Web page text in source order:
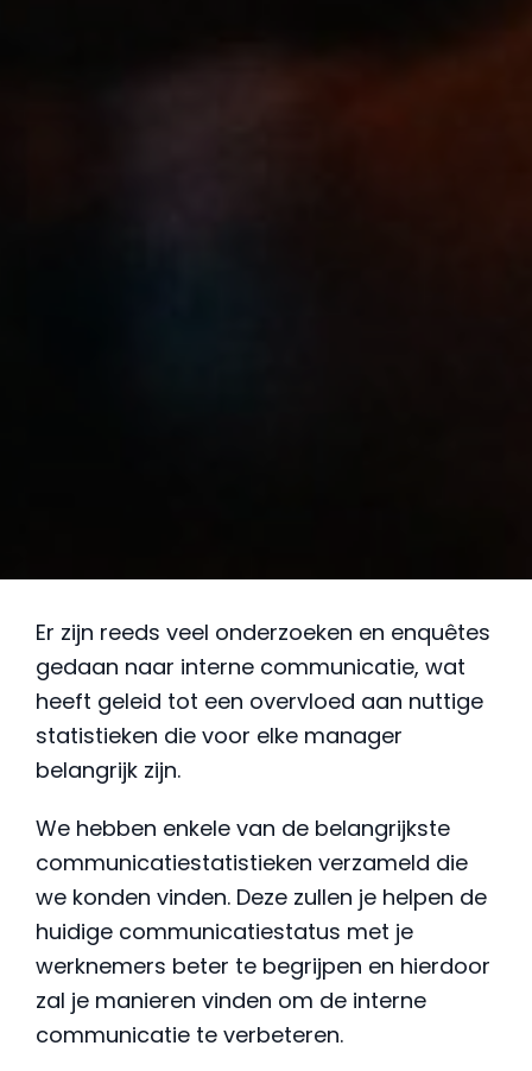
Er zijn reeds veel onderzoeken en enquêtes
gedaan naar interne communicatie, wat
heeft geleid tot een overvloed aan nuttige
statistieken die voor elke manager
belangrijk zijn.
We hebben enkele van de belangrijkste
communicatiestatistieken verzameld die
we konden vinden. Deze zullen je helpen de
huidige communicatiestatus met je
werknemers beter te begrijpen en hierdoor
zal je manieren vinden om de interne
communicatie te verbeteren.